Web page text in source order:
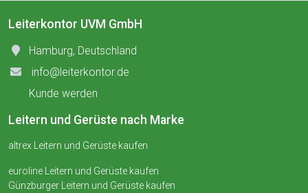
Leiterkontor UVM GmbH
Hamburg, Deutschland
info@leiterkontor.de
Kunde werden
Leitern und Gerüste nach Marke
altrex Leitern und Gerüste kaufen
euroline Leitern und Gerüste kaufen
Günzburger Leitern und Gerüste kaufen